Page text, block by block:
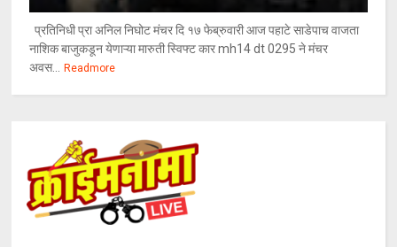
प्रतिनिधी प्रा अनिल निघोट मंचर दि १७ फेब्रुवारी आज पहाटे साडेपाच वाजता
नाशिक बाजुकडून येणाऱ्या मारुती स्विफ्ट कार mh14 dt 0295 ने मंचर
अवस... Readmore